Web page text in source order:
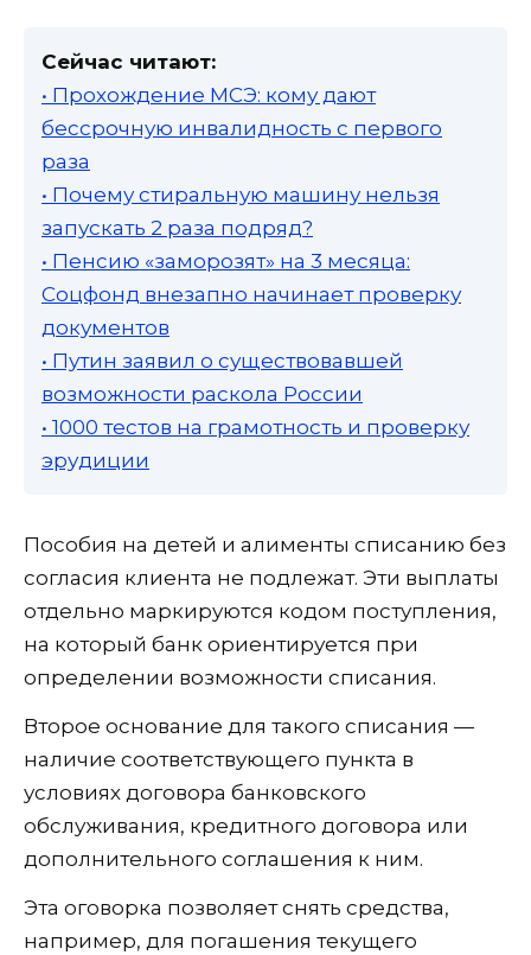
Сейчас читают:
• Прохождение МСЭ: кому дают
бессрочную инвалидность с первого
раза
• Почему стиральную машину нельзя
запускать 2 раза подряд?
• Пенсию «заморозят» на 3 месяца:
Соцфонд внезапно начинает проверку
документов
• Путин заявил о существовавшей
возможности раскола России
• 1000 тестов на грамотность и проверку
эрудиции
Пособия на детей и алименты списанию без
согласия клиента не подлежат. Эти выплаты
отдельно маркируются кодом поступления,
на который банк ориентируется при
определении возможности списания.
Второе основание для такого списания —
наличие соответствующего пункта в
условиях договора банковского
обслуживания, кредитного договора или
дополнительного соглашения к ним.
Эта оговорка позволяет снять средства,
например, для погашения текущего